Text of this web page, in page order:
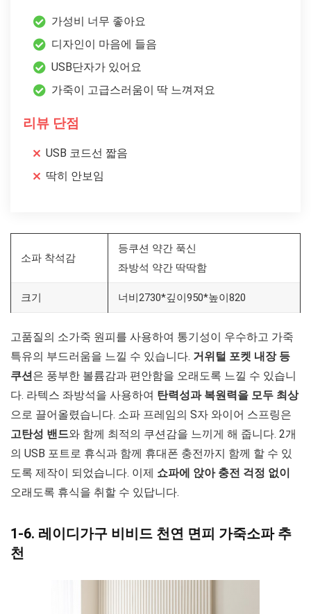
가성비 너무 좋아요
디자인이 마음에 들음
USB단자가 있어요
가죽이 고급스러움이 딱 느껴져요
리뷰 단점
USB 코드선 짧음
딱히 안보임
소파 착석감
등쿠션 약간 푹신
좌방석 약간 딱딱함
크기 너비2730*깊이950*높이820
고품질의 소가죽 원피를 사용하여 통기성이 우수하고 가죽
특유의 부드러움을 느낄 수 있습니다. 거위털 포켓 내장 등
쿠션은 풍부한 볼륨감과 편안함을 오래도록 느낄 수 있습니
다. 라텍스 좌방석을 사용하여 탄력성과 복원력을 모두 최상
으로 끌어올렸습니다. 소파 프레임의 S자 와이어 스프링은
고탄성 밴드와 함께 최적의 쿠션감을 느끼게 해 줍니다. 2개
의 USB 포트로 휴식과 함께 휴대폰 충전까지 함께 할 수 있
도록 제작이 되었습니다. 이제 쇼파에 앉아 충전 걱정 없이
오래도록 휴식을 취할 수 있답니다.
1-6. 레이디가구 비비드 천연 면피 가죽소파 추
천